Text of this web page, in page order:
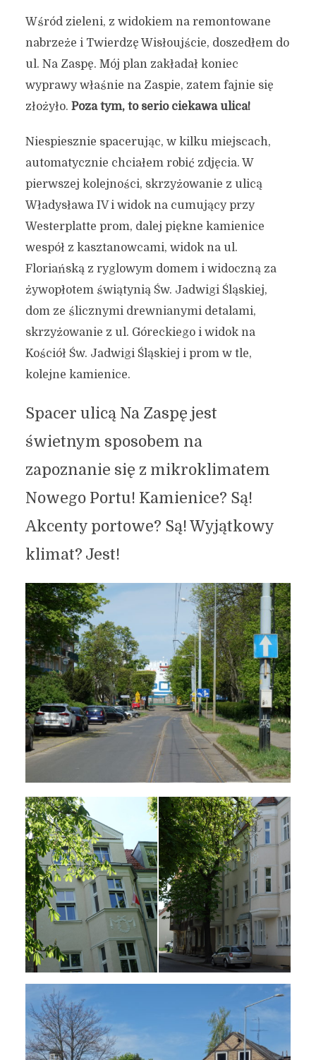
Nowego Portu!
23 lipca 2020
4 min czytania
Autor:
Kamil Sulewski
Wśród zieleni, z widokiem na remontowane
nabrzeże i Twierdzę Wisłoujście, doszedłem do
ul. Na Zaspę. Mój plan zakładał koniec
wyprawy właśnie na Zaspie, zatem fajnie się
złożyło. Poza tym, to serio ciekawa ulica!
Niespiesznie spacerując, w kilku miejscach,
automatycznie chciałem robić zdjęcia. W
pierwszej kolejności, skrzyżowanie z ulicą
Władysława IV i widok na cumujący przy
Westerplatte prom, dalej piękne kamienice
wespół z kasztanowcami, widok na ul.
Floriańską z ryglowym domem i widoczną za
żywopłotem świątynią Św. Jadwigi Śląskiej,
dom ze ślicznymi drewnianymi detalami,
skrzyżowanie z ul. Góreckiego i widok na
Kościół Św. Jadwigi Śląskiej i prom w tle,
kolejne kamienice.
Spacer ulicą Na Zaspę jest
świetnym sposobem na
zapoznanie się z mikroklimatem
Nowego Portu! Kamienice? Są!
Akcenty portowe? Są! Wyjątkowy
klimat? Jest!